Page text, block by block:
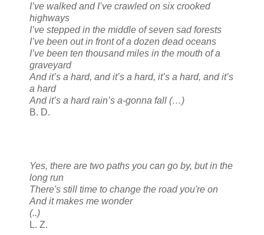
I’ve walked and I’ve crawled on six crooked
highways
I’ve stepped in the middle of seven sad forests
I’ve been out in front of a dozen dead oceans
I’ve been ten thousand miles in the mouth of a
graveyard
And it’s a hard, and it’s a hard, it’s a hard, and it’s
a hard
And it’s a hard rain’s a-gonna fall (…)
B. D.
Yes, there are two paths you can go by, but in the
long run
There's still time to change the road you're on
And it makes me wonder
(..)
L. Z.